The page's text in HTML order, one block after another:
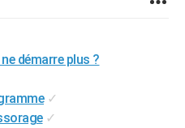
démarre plus ?
✓
✓